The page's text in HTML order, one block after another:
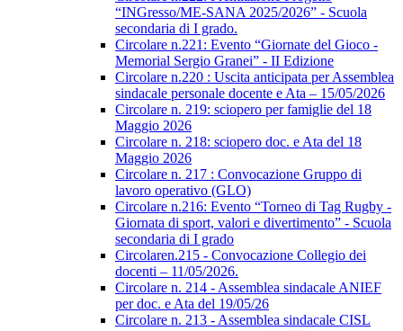
“INGresso/ME-SANA 2025/2026” - Scuola
secondaria di I grado.
Circolare n.221: Evento “Giornate del Gioco -
Memorial Sergio Granei” - II Edizione
Circolare n.220 : Uscita anticipata per Assemblea
sindacale personale docente e Ata – 15/05/2026
Circolare n. 219: sciopero per famiglie del 18
Maggio 2026
Circolare n. 218: sciopero doc. e Ata del 18
Maggio 2026
Circolare n. 217 : Convocazione Gruppo di
lavoro operativo (GLO)
Circolare n.216: Evento “Torneo di Tag Rugby -
Giornata di sport, valori e divertimento” - Scuola
secondaria di I grado
Circolaren.215 - Convocazione Collegio dei
docenti – 11/05/2026.
Circolare n. 214 - Assemblea sindacale ANIEF
per doc. e Ata del 19/05/26
Circolare n. 213 - Assemblea sindacale CISL